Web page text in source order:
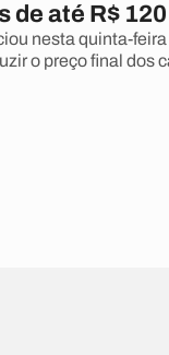
de até R$ 120
nesta quinta-
o preço final dos